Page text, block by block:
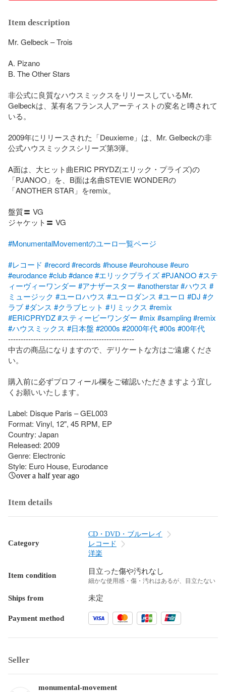
Item description
Mr. Gelbeck – Trois
A. Pizano
B. The Other Stars
非公式に良質なハウスミックスをリリースしているMr.
Gelbeckは、某有名フランス人アーティストの変名と噂されて
いる。
2009年にリリースされた「Deuxieme」は、Mr. Gelbeckの非
公式ハウスミックスシリーズ第3弾。
A面は、大ヒット曲ERIC PRYDZ(エリック・プライズ)の
「PJANOO」を、B面は名曲STEVIE WONDERの
「ANOTHER STAR」をremix。
盤質〓 VG
ジャケット〓 VG
#MonumentalMovementのユーロ一覧ページ
#レコード #record#records #house#eurohouse#euro
#eurodance#club#dance#エリックプライズ#PJANOO #ステ
ィーヴィーワンダー #アナザースター #anotherstar#ハウス #
ミュージック #ユーロハウス #ユーロダンス #ユーロ #DJ #ク
ラブ#ダンス #クラブヒット #リミックス #remix
#ERICPRYDZ#スティービーワンダー #mix #sampling#remix
#ハウスミックス #日本盤 #2000s #2000年代#00s #00年代
--------------------------------------------------
中古の商品になりますので、デリケートな方はご遠慮くださ
い。
購入前に必ずプロフィール欄をご確認いただきますよう宜し
くお願いいたします。
Label: Disque Paris – GEL003
Format: Vinyl, 12", 45 RPM, EP
Country: Japan
Released: 2009
Genre: Electronic
Style: Euro House, Eurodance
over a half year ago
Item details
Category
CD・DVD・ブルーレイ
レコード
洋楽
Item condition 目立った傷や汚れなし
細かな使用感・傷・汚れはあるが、目立たない
Ships from 未定
Payment method
Seller
monumental-movement